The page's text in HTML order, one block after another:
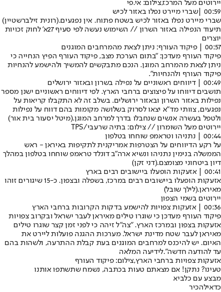
יירוטים מעל המרכז,צילום: אי.פי
00:59 |
שברי מיירט נפלו באזור לכיש
שברי מיירט נפלו באזור לכיש בשטח פתוח. אין נפגעים.(רונית זילברשטיין)
תיעוד הנפילה באזור השרון // השימוש נעשה לפי סעיף 27א' לחוק זכויות
יוצרים
00:57 | פיקוד העורף: ניתן לצאת מהמרחבים המוגנים
פיקוד העורף מעדכן: "בתום הערכת מצב, פיקוד העורף הפיץ הנחייה כי
ניתן לצאת מהמרחב המוגן. הנכם מתבקשים להמשיך ולהישמע להנחיות
פיקוד העורף ולהנחיות".
00:49 | דיווחים ראשוניים על נפילה בשרון ובאזור ירושלים
תושבים דיווחו על פיצוצים ברחבי הארץ. לפי דיווחים ראשוניים ישנן מספר
נפילות באזור השרון ובאזור ירושלים. בשלב זה לא התקבלו קריאות על
נפגעים, צוותי מד"א יצאו לסרוק בשלושה מקומות בהם דווח על נפילות
ולטפל בעשרה אנשים שנחבלו בדרך למרחב המוגן.(מיטל יסעור בית אור)
יירוטים מעל השומרון // צילום: בתיה שרעבי/TPS
00:44 | נתניהו וטראמפ שוחחו בטלפון
על רקע הדיווחים על הצטרפות אמריקנית לתקיפות באיראן - ראש
הממשלה בנימין נתניהו ונשיא ארה"ב דונלד טראמפ שוחחו בטלפון במהלך
דיון ביטחוני מצומצם.(דני זקן)
00:41 | אזעקות הופעלו ביישובים רבים בארץ
אזעקות הופעלו ביישובים רבים במרכז, בשפלה ובצפון. כ-15 שיגורים זוהו
מאיראן.(לילך שובל)
יירוטים בשמי הצפון
00:36 | אזעקות צפויות להישמע בדקות הקרובות ברחבי הארץ
פיקוד העורף מעדכן כי שוגרו טילים מאיראן לעבר ישראל ובקרוב צפויות
אזעקות בצפון ובמרכז הארץ. "צה״ל זיהה כי לפני זמן קצר שוגרו טילים
מאיראן לעבר שטח מדינת ישראל. מערכות ההגנה פועלות ליירט את
האיום. יש להיכנס למרחבים המוגנים בעת קבלת ההתרעה, ולשהות בהם
עד להודעה חדשה".לידיעה המלאה
אזעקות צפויות ברחבי הארץ,צילום: פיקוד העורף
טעינו? נתקן! אם מצאתם טעות בכתבה, נשמח שתשתפו אותנו
מבצע עם כלביא
כדאילהכיר